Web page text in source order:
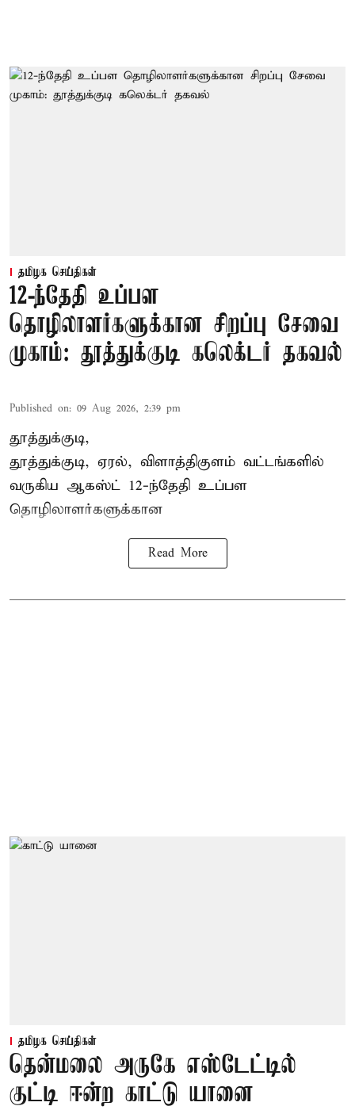
தமிழக செய்திகள்
12-ந்தேதி உப்பள
தொழிலாளர்களுக்கான சிறப்பு சேவை
முகாம்: தூத்துக்குடி கலெக்டர் தகவல்
Published on: 09 Aug 2026, 2:39 pm
தூத்துக்குடி,
தூத்துக்குடி, ஏரல், விளாத்திகுளம் வட்டங்களில்
வருகிய ஆகஸ்ட் 12-ந்தேதி உப்பள
தொழிலாளர்களுக்கான
Read More
தமிழக செய்திகள்
தென்மலை அருகே எஸ்டேட்டில்
குட்டி ஈன்ற காட்டு யானை